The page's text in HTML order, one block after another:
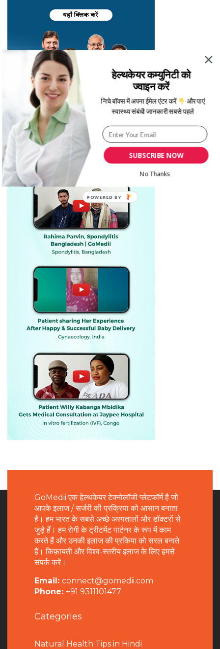
GoMedii एक हेल्थकेयर टेक्नोलॉजी प्लेटफॉर्म है जो
आपके इलाज / सर्जरी की प्रक्रिया को आसान बनाता
है। हम भारत के सबसे अच्छे अस्पतालों और डॉक्टरों से
जुड़े हैं। हम रोगी के ट्रीटमेंट पार्टनर के रूप में काम
करते हैं और उनकी इलाज की प्रकिया को सरल बनाते
हैं। किफ़ायती और विश्व-स्तरीय इलाज के लिए हमसे
संपर्क करें।
Email: connect@gomedii.com
Phone: +91 9311101477
Categories
Natural Health Tips in Hindi
SUBSCRIBE NOW
हेल्थकेयर कम्युनिटी को
ज्वाइन करें
निचे बॉक्स में अपना ईमेल एंटर करें
और पाएं
स्वास्थ्य संबंधी जानकारी सबसे पहले
No Thanks
POWERED BY